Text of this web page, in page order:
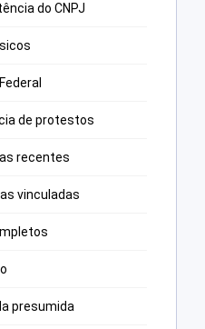
do CNPJ
de protestos
recentes
vinculadas
presumida